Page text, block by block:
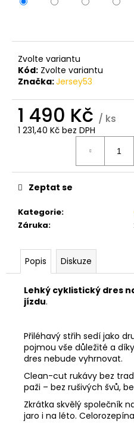
Zvolte variantu
Kód: Zvolte variantu
Značka:Jersey53
1 490 Kč / ks
1 231,40 Kč bez DPH
Kategorie:
Záruka:
Zeptat se
Popis Diskuze
Lehký cyklistický dres
jízdu.
Přiléhavý střih sedí jako
pojmou vše důležité a
dres nebude vyhrnovat.
Clean-cut rukávy bez
paži – bez rušivých švů,
Zkrátka skvělý společník
jaro i na léto.